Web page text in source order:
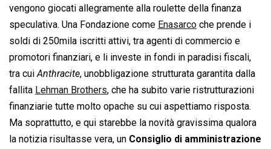
e
b
o
o
k
t
s
A
p
p
k
e
d
I
n
e
a
d
s
i
l
y
L
i
n
k
n
t
vengono giocati allegramente alla roulette della finanza
speculativa. Una Fondazione come Enasarco che prende i
soldi di 250mila iscritti attivi, tra agenti di commercio e
promotori finanziari, e li investe in fondi in paradisi fiscali,
tra cui Anthracite, unobbligazione strutturata garantita dalla
fallita Lehman Brothers, che ha subito varie ristrutturazioni
finanziarie tutte molto opache su cui aspettiamo risposta.
Ma soprattutto, e qui starebbe la novità gravissima qualora
la notizia risultasse vera, un Consiglio di amministrazione